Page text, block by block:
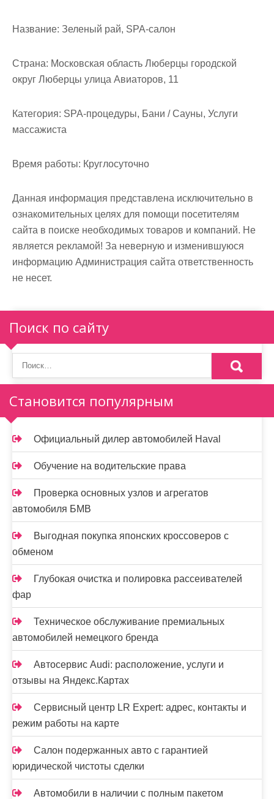
Название: Зеленый рай, SPA-салон
Страна: Московская область Люберцы городской
округ Люберцы улица Авиаторов, 11
Категория: SPA-процедуры, Бани / Сауны, Услуги
массажиста
Время работы: Круглосуточно
Данная информация представлена исключительно в
ознакомительных целях для помощи посетителям
сайта в поиске необходимых товаров и компаний. Не
является рекламой! За неверную и изменившуюся
информацию Администрация сайта ответственность
не несет.
Поиск по сайту
Становится популярным
Официальный дилер автомобилей Haval
Обучение на водительские права
Проверка основных узлов и агрегатов
автомобиля БМВ
Выгодная покупка японских кроссоверов с
обменом
Глубокая очистка и полировка рассеивателей
фар
Техническое обслуживание премиальных
автомобилей немецкого бренда
Автосервис Audi: расположение, услуги и
отзывы на Яндекс.Картах
Сервисный центр LR Expert: адрес, контакты и
режим работы на карте
Салон подержанных авто с гарантией
юридической чистоты сделки
Автомобили в наличии с полным пакетом